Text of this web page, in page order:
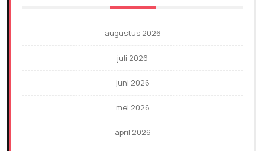
augustus 2026
juli 2026
juni 2026
mei 2026
april 2026